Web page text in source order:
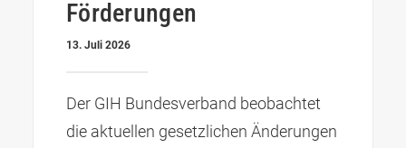
Förderungen
13. Juli 2026
Der GIH Bundesverband beobachtet
die aktuellen gesetzlichen Änderungen